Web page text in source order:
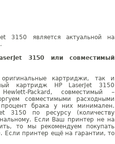
3150 является актуальной на
3150 или совместимый
картриджи, так и
картридж HP LaserJet 3150
Packard, совместимый –
совместимыми расходными
брака у них минимален.
3150 по ресурсу (количеству
Если Ваш принтер не на
то мы рекомендуем покупать
Если принтер ещё на гарантии, то